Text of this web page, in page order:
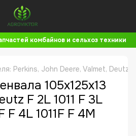
комбайнов и сельхоз техники
Perkins, John Deere, Valmet,
105x125x13
F 2L 1011 F 3L
F 4L 1011F F 4M